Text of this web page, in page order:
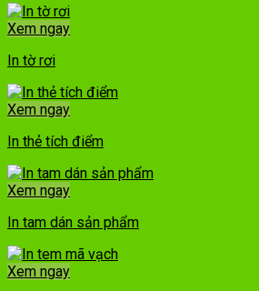
Xem ngay
In tờ rơi
Xem ngay
In thẻ tích điểm
Xem ngay
In tam dán sản phẩm
Xem ngay